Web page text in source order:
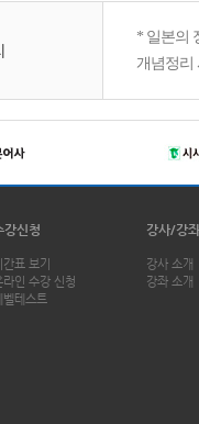
* 일본의
개념정리
강신청
간표 보기
라인 수강 신청
벨테스트
강사/강좌
강사 소개
강좌 소개